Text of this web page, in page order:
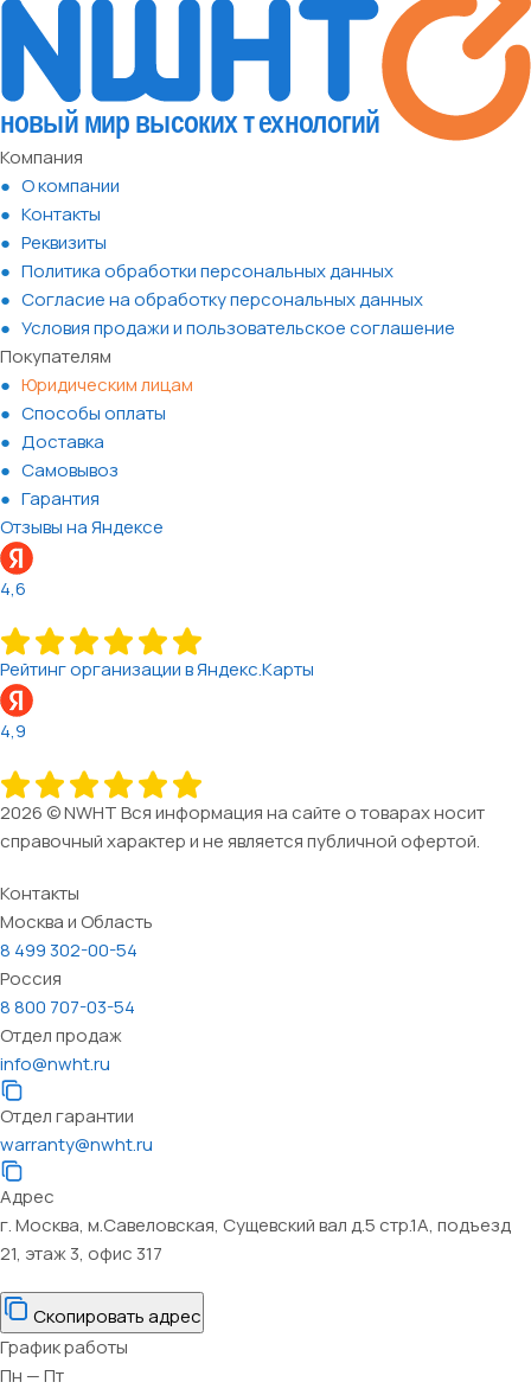
Компания
О компании
Контакты
Реквизиты
Политика обработки персональных данных
Согласие на обработку персональных данных
Условия продажи и пользовательское соглашение
Покупателям
Юридическим лицам
Способы оплаты
Доставка
Самовывоз
Гарантия
Отзывы на Яндексе
4,6
Рейтинг организации в Яндекс.Карты
4,9
2026 © NWHT Вся информация на сайте о товарах носит
справочный характер и не является публичной офертой.
Контакты
Москва и Область
8 499 302-00-54
Россия
8 800 707-03-54
Отдел продаж
info@nwht.ru
Отдел гарантии
warranty@nwht.ru
Адрес
г. Москва, м.Савеловская, Сущевский вал д.5 стр.1А, подъезд
21, этаж 3, офис 317
Скопировать адрес
График работы
Пн — Пт